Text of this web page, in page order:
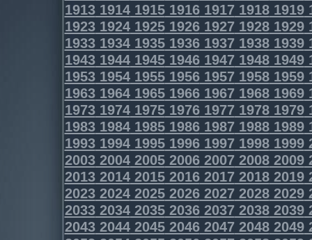
1913191419151916191719181919
1923192419251926192719281929
1933193419351936193719381939
1943194419451946194719481949
1953195419551956195719581959
1963196419651966196719681969
1973197419751976197719781979
1983198419851986198719881989
1993199419951996199719981999
2003200420052006200720082009
2013201420152016201720182019
2023202420252026202720282029
2033203420352036203720382039
2043204420452046204720482049